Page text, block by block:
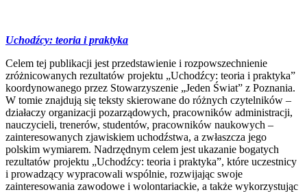
Uchodźcy: teoria i praktyka
Celem tej publikacji jest przedstawienie i rozpowszechnienie
zróżnicowanych rezultatów projektu „Uchodźcy: teoria i praktyka”
koordynowanego przez Stowarzyszenie „Jeden Świat” z Poznania.
W tomie znajdują się teksty skierowane do różnych czytelników –
działaczy organizacji pozarządowych, pracowników administracji,
nauczycieli, trenerów, studentów, pracowników naukowych –
zainteresowanych zjawiskiem uchodźstwa, a zwłaszcza jego
polskim wymiarem. Nadrzędnym celem jest ukazanie bogatych
rezultatów projektu „Uchodźcy: teoria i praktyka”, które uczestnicy
i prowadzący wypracowali wspólnie, rozwijając swoje
zainteresowania zawodowe i wolontariackie, a także wykorzystując